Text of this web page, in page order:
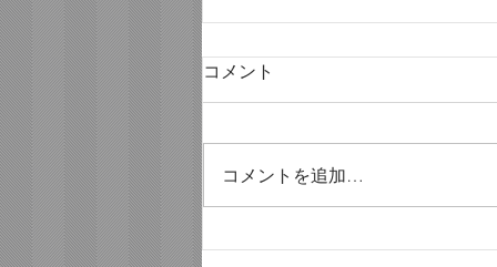
ようやく、ソロへ
コメント
コメントを追加…